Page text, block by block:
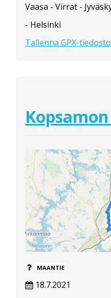
Vaasa - Virrat -
- Helsinki
Tallenna GPX-
MAANTIE
18.7.2021